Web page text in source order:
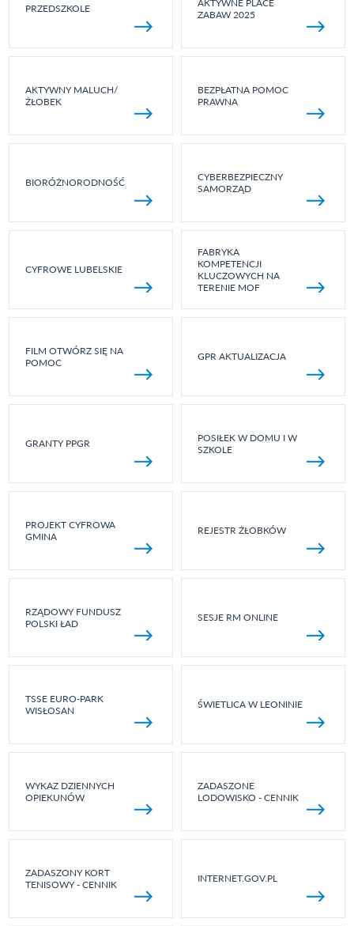
PRZEDSZKOLE
AKTYWNE PLACE
ZABAW 2025
AKTYWNY MALUCH/
ŻŁOBEK
BEZPŁATNA POMOC
PRAWNA
BIORÓŻNORODNOŚĆ
CYBERBEZPIECZNY
SAMORZĄD
CYFROWE LUBELSKIE
FABRYKA
KOMPETENCJI
KLUCZOWYCH NA
TERENIE MOF
FILM OTWÓRZ SIĘ NA
POMOC
GPR AKTUALIZACJA
GRANTY PPGR
POSIŁEK W DOMU I W
SZKOLE
PROJEKT CYFROWA
GMINA
REJESTR ŻŁOBKÓW
RZĄDOWY FUNDUSZ
POLSKI ŁAD
SESJE RM ONLINE
TSSE EURO-PARK
WISŁOSAN
ŚWIETLICA W LEONINIE
WYKAZ DZIENNYCH
OPIEKUNÓW
ZADASZONE
LODOWISKO - CENNIK
ZADASZONY KORT
TENISOWY - CENNIK
INTERNET.GOV.PL